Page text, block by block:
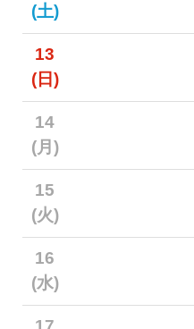
(土)
13
(日)
14
(月)
15
(火)
16
(水)